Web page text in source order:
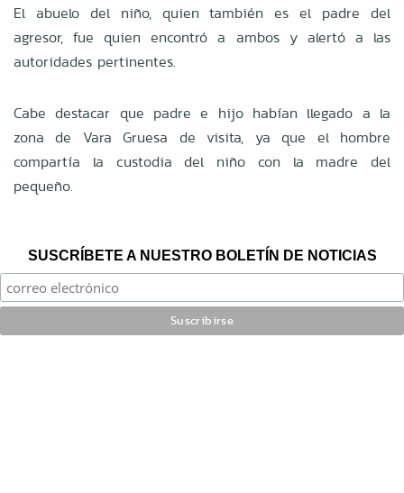
El abuelo del niño, quien también es el padre del
agresor, fue quien encontró a ambos y alertó a las
autoridades pertinentes.
Cabe destacar que padre e hijo habían llegado a la
zona de Vara Gruesa de visita, ya que el hombre
compartía la custodia del niño con la madre del
pequeño.
SUSCRÍBETE A NUESTRO BOLETÍN DE NOTICIAS